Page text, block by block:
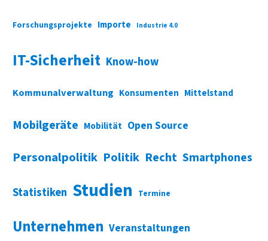
Forschungsprojekte Importe Industrie 4.0
IT-Sicherheit Know-how
Kommunalverwaltung Konsumenten Mittelstand
Mobilgeräte Mobilität Open Source
Personalpolitik Politik Recht Smartphones
Statistiken Studien Termine
Unternehmen Veranstaltungen